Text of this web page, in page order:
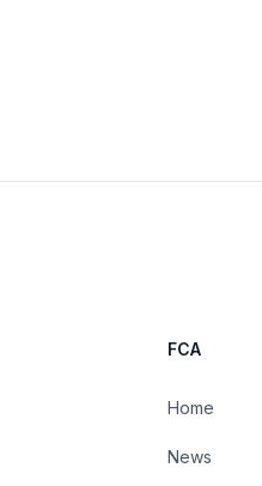
FCA
Home
News